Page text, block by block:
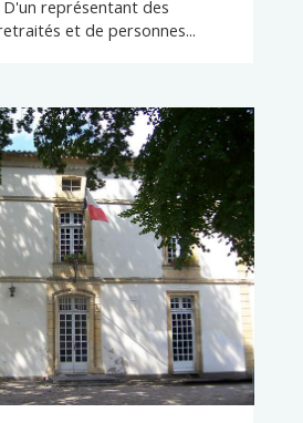
D'un représentant des
et de personnes...